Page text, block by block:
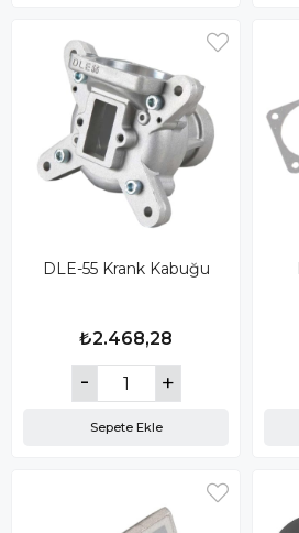
DLE-55 Krank Kabuğu
₺2.468,28
Sepete Ekle